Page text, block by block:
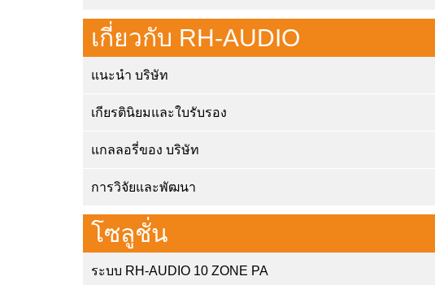
เกี่ยวกับ RH-AUDIO
แนะนำ บริษัท
เกียรตินิยมและใบรับรอง
แกลลอรี่ของ บริษัท
การวิจัยและพัฒนา
โซลูชั่น
ระบบ RH-AUDIO 10 ZONE PA